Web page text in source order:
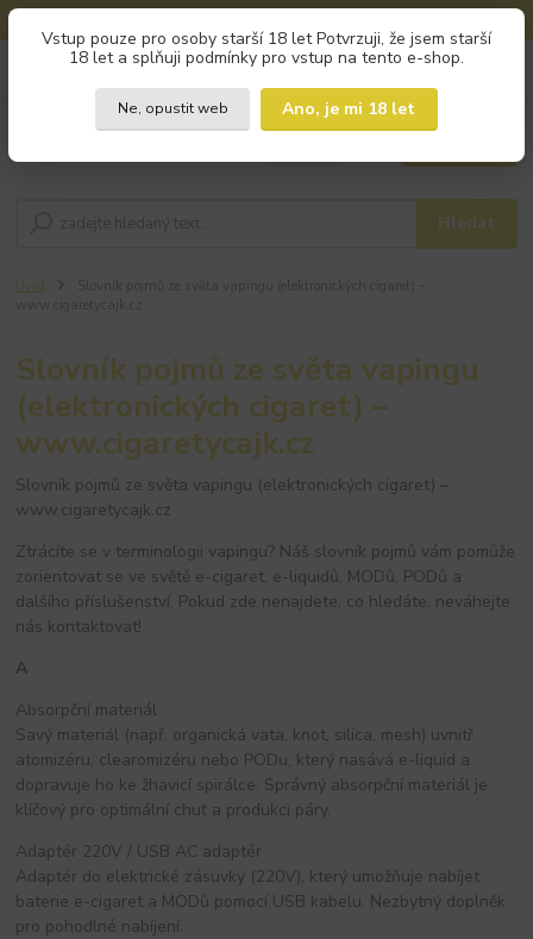
Vstup pouze pro osoby starší 18 let Potvrzuji, že jsem starší
18 let a splňuji podmínky pro vstup na tento e-shop.
Ne, opustit web
Ano, je mi 18 let
Hledat
+420 793 960 166
Úvod
Slovník pojmů ze světa vapingu
(elektronických cigaret) –
www.cigaretycajk.cz
Slovník pojmů ze světa vapingu (elektronických cigaret) –
www.cigaretycajk.cz
Ztrácíte se v terminologii vapingu? Náš slovník pojmů vám pomůže
zorientovat se ve světě e-cigaret, e-liquidů, MODů, PODů a
dalšího příslušenství. Pokud zde nenajdete, co hledáte, neváhejte
nás kontaktovat!
A
Absorpční materiál
Savý materiál (např. organická vata, knot, silica, mesh) uvnitř
atomizéru, clearomizéru nebo PODu, který nasává e-liquid a
dopravuje ho ke žhavicí spirálce. Správný absorpční materiál je
klíčový pro optimální chuť a produkci páry.
Adaptér 220V / USB AC adaptér
Adaptér do elektrické zásuvky (220V), který umožňuje nabíjet
baterie e-cigaret a MODů pomocí USB kabelu. Nezbytný doplněk
pro pohodlné nabíjení.